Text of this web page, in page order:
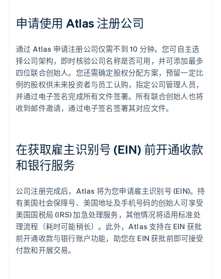
申请使用 Atlas 注册公司
通过 Atlas 申请注册公司仅需不到 10 分钟。您可自主选
择公司架构，即时核验公司名称是否可用，并可添加最多
四位联合创始人。您还需确定股权分配方案，预留一定比
例的股权供未来投资者与员工认购，指定公司管理人员，
并通过电子签名完成所有文件签署。所有联合创始人也将
收到邮件邀请，通过电子签名签署其对应文件。
在获取雇主识别号 (EIN) 前开通收款
和银行服务
公司注册完成后，Atlas 将为您申请雇主识别号 (EIN)。持
有美国社会保障号、美国地址及手机号码的创始人可享受
美国国税局 (IRS) 加急处理服务，其他情况将适用标准处
理流程（耗时可能稍长）。此外，Atlas 支持在 EIN 获批
前开通收款与银行账户功能，助您在 EIN 获批前即可接受
付款和开展交易。